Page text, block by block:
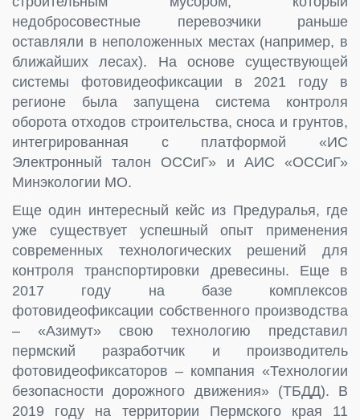
недобросовестные перевозчики раньше
оставляли в неположенных местах (например, в
ближайших лесах). На основе существующей
системы фотовидеофиксации в 2021 году в
регионе была запущена система контроля
оборота отходов строительства, сноса и грунтов,
интегрированная с платформой «ИС
Электронный талон ОССиГ» и АИС «ОССиГ»
Минэкологии МО.
Еще один интересный кейс из Предуралья, где
уже существует успешный опыт применения
современных технологических решений для
контроля транспортировки древесины. Еще в
2017 году на базе комплексов
фотовидеофиксации собственного производства
– «Азимут» свою технологию представил
пермский разработчик и производитель
фотовидеофиксаторов – компания «Технологии
безопасности дорожного движения» (ТБДД). В
2019 году на территории Пермского края 11